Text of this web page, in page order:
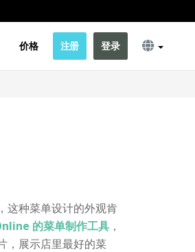
价格 注册 登录
这种菜单设计的外观肯
的菜单制作工具 ，
，展示店里最好的菜